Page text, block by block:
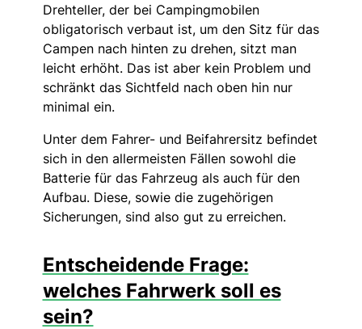
Drehteller, der bei Campingmobilen
obligatorisch verbaut ist, um den Sitz für das
Campen nach hinten zu drehen, sitzt man
leicht erhöht. Das ist aber kein Problem und
schränkt das Sichtfeld nach oben hin nur
minimal ein.
Unter dem Fahrer- und Beifahrersitz befindet
sich in den allermeisten Fällen sowohl die
Batterie für das Fahrzeug als auch für den
Aufbau. Diese, sowie die zugehörigen
Sicherungen, sind also gut zu erreichen.
Entscheidende Frage:
welches Fahrwerk soll es
sein?